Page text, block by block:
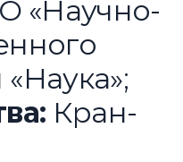
«Научно-
Кран-